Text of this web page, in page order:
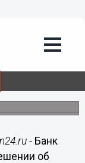
банка
и
- Банк
об